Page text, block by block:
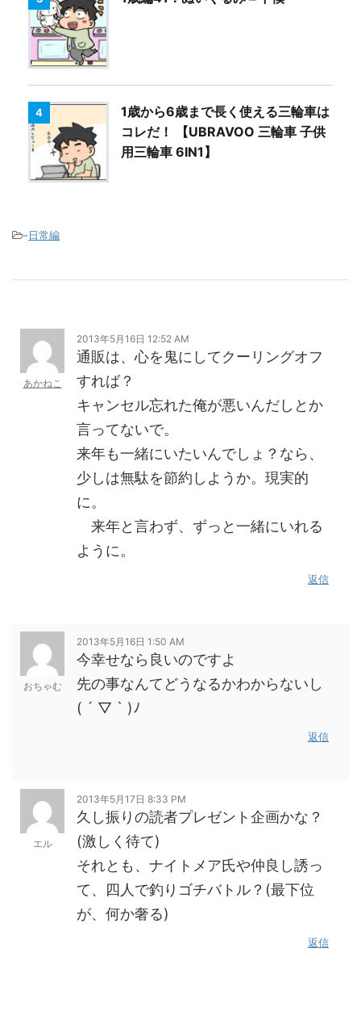
4
1歳から6歳まで長く使える三輪車は
コレだ！ 【UBRAVOO 三輪車 子供
用三輪車 6IN1】
-日常編
あかねこ
2013年5月16日 12:52 AM
通販は、心を鬼にしてクーリングオフ
すれば？
キャンセル忘れた俺が悪いんだしとか
言ってないで。
来年も一緒にいたいんでしょ？なら、
少しは無駄を節約しようか。現実的
に。
来年と言わず、ずっと一緒にいれる
ように。
返信
おちゃむ
2013年5月16日 1:50 AM
今幸せなら良いのですよ
先の事なんてどうなるかわからないし
( ´ ▽ ` )ﾉ
返信
エル
2013年5月17日 8:33 PM
久し振りの読者プレゼント企画かな？
(激しく待て)
それとも、ナイトメア氏や仲良し誘っ
て、四人で釣りゴチバトル？(最下位
が、何か奢る)
返信